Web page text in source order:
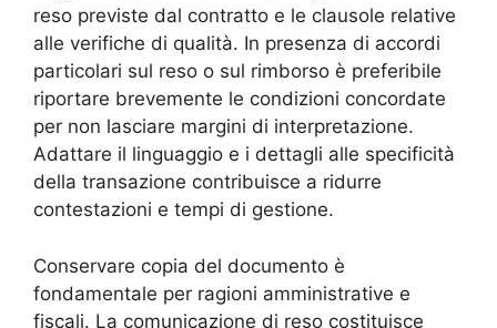
reso previste dal contratto e le clausole relative
alle verifiche di qualità. In presenza di accordi
particolari sul reso o sul rimborso è preferibile
riportare brevemente le condizioni concordate
per non lasciare margini di interpretazione.
Adattare il linguaggio e i dettagli alle specificità
della transazione contribuisce a ridurre
contestazioni e tempi di gestione.
Conservare copia del documento è
fondamentale per ragioni amministrative e
fiscali. La comunicazione di reso costituisce